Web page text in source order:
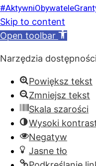
Skip to content
Open toolbar
Narzędzia dostępności
Powiększ tekst
Zmniejsz tekst
Skala szarości
Wysoki
Negatyw
Jasne tło